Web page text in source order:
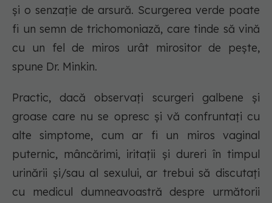
și o senzație de arsură. Scurgerea verde poate
fi un semn de trichomoniază, care tinde să vină
cu un fel de miros urât mirositor de pește,
spune Dr. Minkin.
Practic, dacă observați scurgeri galbene și
groase care nu se opresc și vă confruntați cu
alte simptome, cum ar fi un miros vaginal
puternic, mâncărimi, iritații și dureri în timpul
urinării și/sau al sexului, ar trebui să discutați
cu medicul dumneavoastră despre următorii